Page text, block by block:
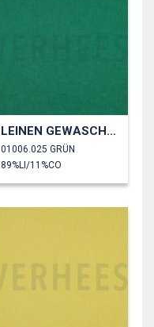
LEINEN GEWASCHEN 170 GM2
01006.025 GRÜN
89%LI/11%CO